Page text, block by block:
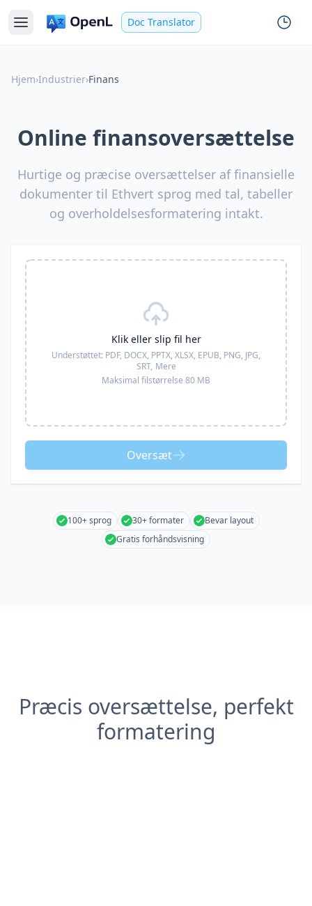
Doc Translator
Hjem›Industrier›Finans
Online finansoversættelse
Hurtige og præcise oversættelser af finansielle
dokumenter til Ethvert sprog med tal, tabeller
og overholdelsesformatering intakt.
Klik eller slip fil her
Understøttet: PDF, DOCX, PPTX, XLSX, EPUB, PNG, JPG,
SRT, Mere
Maksimal filstørrelse 80 MB
Oversæt
100+ sprog 30+ formater
Bevar layout
Gratis forhåndsvisning
Præcis oversættelse, perfekt
formatering